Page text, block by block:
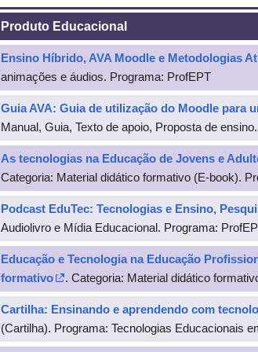
Produto Educacional
Ensino Híbrido, AVA Moodle e Metodologias
animações e áudios. Programa: ProfEPT
Guia AVA: Guia de utilização do Moodle para
Manual, Guia, Texto de apoio, Proposta de
As tecnologias na Educação de Jovens e
Categoria: Material didático formativo (E-book).
Podcast EduTec: Tecnologias e Ensino,
Audiolivro e Mídia Educacional. Programa:
Educação e Tecnologia na Educação
formativo
. Categoria: Material didático
Cartilha: Ensinando e aprendendo com
(Cartilha). Programa: Tecnologias Educacionais